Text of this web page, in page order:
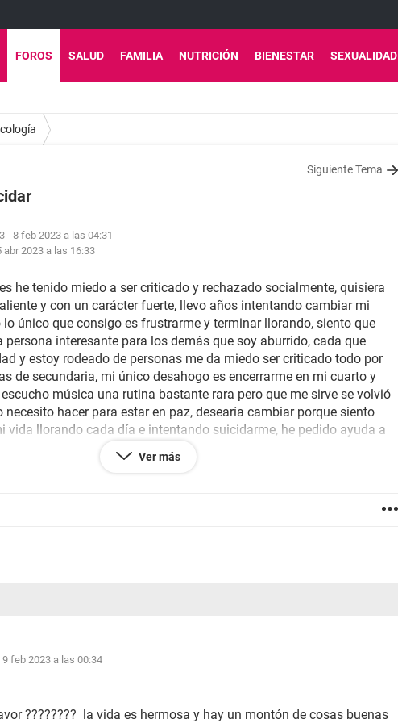
FOROS SALUD FAMILIA NUTRICIÓN BIENESTAR SEXUALIDAD
Siguiente Tema
- 8 feb 2023 a las 04:31
abr 2023 a las 16:33
he tenido miedo a ser criticado y rechazado socialmente, quisiera
y con un carácter fuerte, llevo años intentando cambiar mi
lo único que consigo es frustrarme y terminar llorando, siento que
persona interesante para los demás que soy aburrido, cada que
y estoy rodeado de personas me da miedo ser criticado todo por
de secundaria, mi único desahogo es encerrarme en mi cuarto y
música una rutina bastante rara pero que me sirve se volvió
necesito hacer para estar en paz, desearía cambiar porque siento
vida llorando cada día e intentando suicidarme, he pedido ayuda a
de que siempre me repiten que "llorar no sirve de nada" lo sé pero
Ver más
feb 2023 a las 00:34
???????? la vida es hermosa y hay un montón de cosas buenas